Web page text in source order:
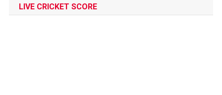
LIVE CRICKET SCORE